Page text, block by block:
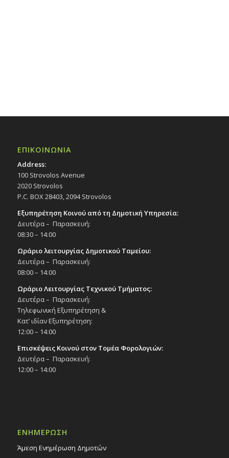
ΕΠΙΚΟΙΝΩΝΙΑ
Address:
100 Strovolos Avenue
2020 Strovolos
P.C. BOX 28403, 2094 Strovolos
Εξυπηρέτηση Κοινού από τη Δημοτική Υπηρεσία:
Δευτέρα – Παρασκευή:
08:30 – 14:00
Ωράριο λειτουργίας Δημοτικού Ταμείου:
Δευτέρα – Παρασκευή:
08:00 – 14:00
Ωράριο Λειτουργίας Τεχνικού Τμήματος:
Δευτέρα – Παρασκευή:
Τηλεφωνική Εξυπηρέτηση &
Κατ’ ιδίαν Εξυπηρέτηση:
12:00 – 14:00
Επισκέψεις Κοινού στον Τομέα Φορολογιών:
Δευτέρα – Παρασκευή:
12:00 – 14:00
ΕΝΗΜΕΡΩΣΗ
Άμεση Ενημέρωση Δημοτών